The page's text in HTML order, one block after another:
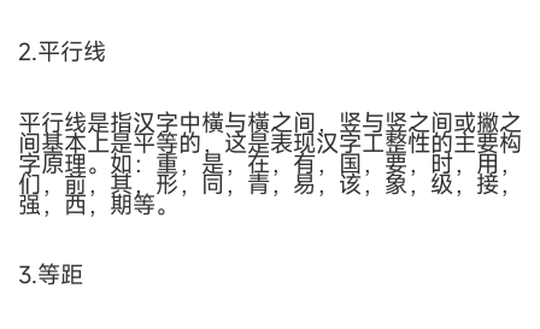
2.平行线
平行线是指汉字中橫与橫之间，竖与竖之间或撇之
间基本上是平等的，这是表现汉字工整性的主要构
字原理。如：重，是，在，有，国，要，时，用，
们，前，其，形，同，青，易，该，象，级，接，
强，西，期等。
3.等距